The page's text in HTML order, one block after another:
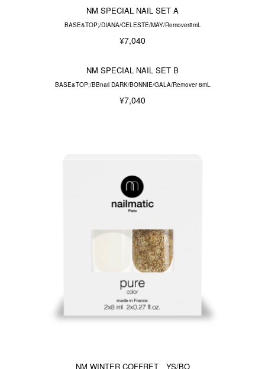
NM SPECIAL NAIL SET A
BASE&TOP;/DIANA/CELESTE/MAY/Remover8mL
¥7,040
NM SPECIAL NAIL SET B
BASE&TOP;/BBnail DARK/BONNIE/GALA/Remover 8mL
¥7,040
NM WINTER COFFRET YS/BO